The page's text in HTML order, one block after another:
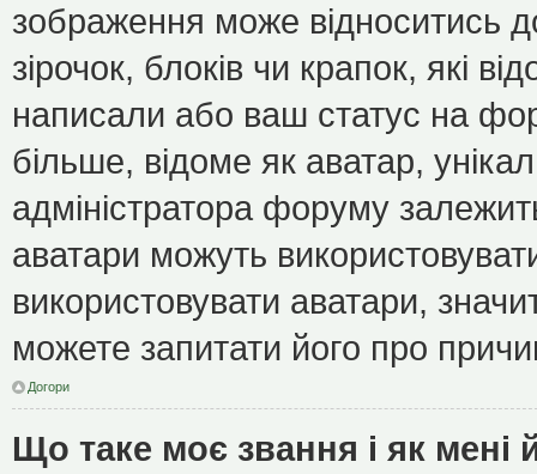
зображення може відноситись
зірочок, блоків чи крапок, які
написали або ваш статус на
більше, відоме як аватар,
адміністратора форуму
аватари можуть
використовувати аватари,
можете запитати його про
Догори
Що таке моє звання і як мені